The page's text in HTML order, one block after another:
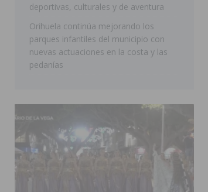
deportivas, culturales y de aventura
Orihuela continúa mejorando los
parques infantiles del municipio con
nuevas actuaciones en la costa y las
pedanías